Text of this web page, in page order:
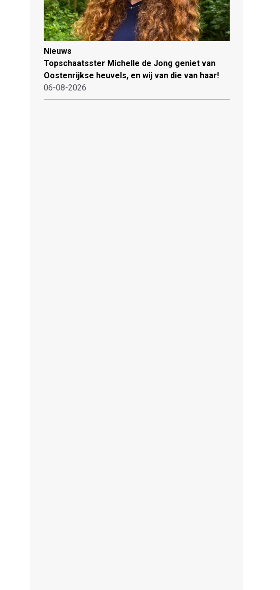
Nieuws
Topschaatsster Michelle de Jong geniet van
Oostenrijkse heuvels, en wij van die van haar!
06-08-2026